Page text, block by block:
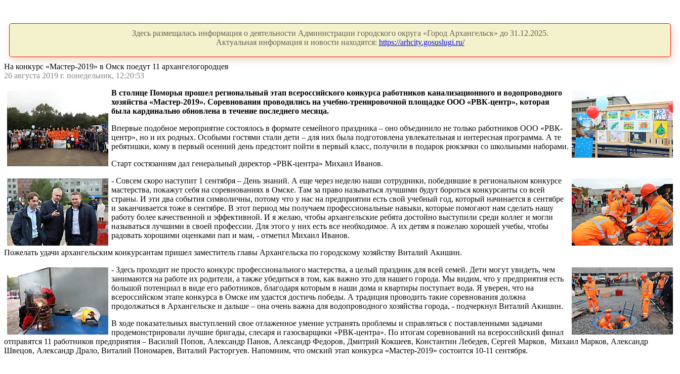
Здесь размещалась информация о деятельности Администрации городского округа «Город Архангельск» до 31.12.2025.
Актуальная информация и новости находятся: https://arhcity.gosuslugi.ru/
На конкурс «Мастер-2019» в Омск поедут 11 архангелогородцев
26 августа 2019 г. понедельник, 12:20:53
В столице Поморья прошел региональный этап всероссийского конкурса работников канализационного и водопроводного
хозяйства «Мастер-2019». Соревнования проводились на учебно-тренировочной площадке ООО «РВК-центр», которая
была кардинально обновлена в течение последнего месяца.
Впервые подобное мероприятие состоялось в формате семейного праздника – оно объединило не только работников ООО «РВК-
центр», но и их родных. Особыми гостями стали дети – для них была подготовлена увлекательная и интересная программа. А те
ребятишки, кому в первый осенний день предстоит пойти в первый класс, получили в подарок рюкзачки со школьными наборами.
Старт состязаниям дал генеральный директор «РВК-центра» Михаил Иванов.
- Совсем скоро наступит 1 сентября – День знаний. А еще через неделю наши сотрудники, победившие в региональном конкурсе
мастерства, покажут себя на соревнованиях в Омске. Там за право называться лучшими будут бороться конкурсанты со всей
страны. И эти два события символичны, потому что у нас на предприятии есть свой учебный год, который начинается в сентябре
и заканчивается тоже в сентябре. В этот период мы получаем профессиональные навыки, которые помогают нам сделать нашу
работу более качественной и эффективной. И я желаю, чтобы архангельские ребята достойно выступили среди коллег и могли
называться лучшими в своей профессии. Для этого у них есть все необходимое. А их детям я пожелаю хорошей учебы, чтобы
радовать хорошими оценками пап и мам, - отметил Михаил Иванов.
Пожелать удачи архангельским конкурсантам пришел заместитель главы Архангельска по городскому хозяйству Виталий Акишин.
- Здесь проходит не просто конкурс профессионального мастерства, а целый праздник для всей семей. Дети могут увидеть, чем
занимаются на работе их родители, а также убедиться в том, как важно это для нашего города. Мы видим, что у предприятия есть
большой потенциал в виде его работников, благодаря которым в наши дома и квартиры поступает вода. Я уверен, что на
всероссийском этапе конкурса в Омске им удастся достичь победы. А традиция проводить такие соревнования должна
продолжаться в Архангельске и дальше – она очень важна для водопроводного хозяйства города, - подчеркнул Виталий Акишин.
В ходе показательных выступлений свое отлаженное умение устранять проблемы и справляться с поставленными задачами
продемонстрировали лучшие бригады, слесаря и газосварщики «РВК-центра». По итогам соревнований на всероссийский финал
отправятся 11 работников предприятия – Василий Попов, Александр Панов, Александр Федоров, Дмитрий Кокшеев, Константин Лебедев, Сергей Марков, Михаил Марков, Александр
Швецов, Александр Драло, Виталий Пономарев, Виталий Расторгуев. Напомним, что омский этап конкурса «Мастер-2019» состоится 10-11 сентября.